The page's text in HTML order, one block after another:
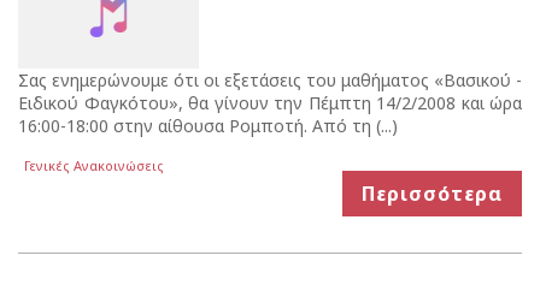
Σας ενημερώνουμε ότι οι εξετάσεις του μαθήματος «Βασικού -
Ειδικού Φαγκότου», θα γίνουν την Πέμπτη 14/2/2008 και ώρα
16:00-18:00 στην αίθουσα Ρομποτή. Από τη (...)
Γενικές Ανακοινώσεις
Περισσότερα